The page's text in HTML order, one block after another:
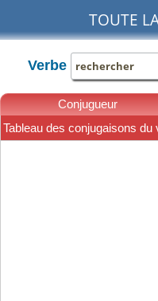
TOUTE
Verbe
Conjugueur
Tableau des conjugaisons du